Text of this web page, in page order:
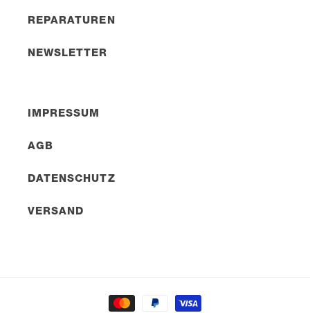
REPARATUREN
NEWSLETTER
IMPRESSUM
AGB
DATENSCHUTZ
VERSAND
Zahlungsmethoden